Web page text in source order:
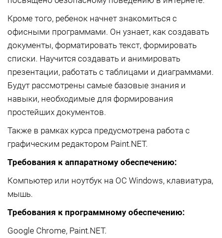
Кроме того, ребенок начнет знакомиться с
офисными программами. Он узнает, как создавать
документы, форматировать текст, формировать
списки. Научится создавать и анимировать
презентации, работать с таблицами и диаграммами.
Будут рассмотрены самые базовые знания и
навыки, необходимые для формирования
простейших документов.
Также в рамках курса предусмотрена работа с
графическим редактором Paint.NET.
Требования к аппаратному обеспечению:
Компьютер или ноутбук на ОС Windows, клавиатура,
мышь.
Требования к программному обеспечению:
Google Chrome, Paint.NET.